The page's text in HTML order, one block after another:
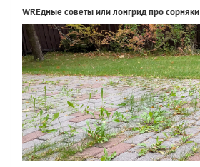
WREдные советы или лонгрид про сорняки